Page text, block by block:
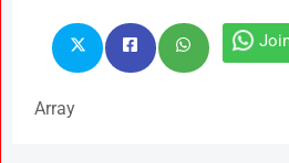
Array